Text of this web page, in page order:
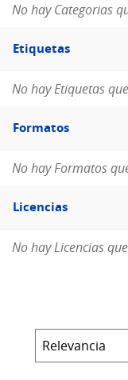
No hay Categorias
Filtro
Etiquetas
Etiquetas
No hay Etiquetas
Filtro
Formatos
Formatos
No hay Formatos
Filtro
Licencias
Licencias
No hay Licencias